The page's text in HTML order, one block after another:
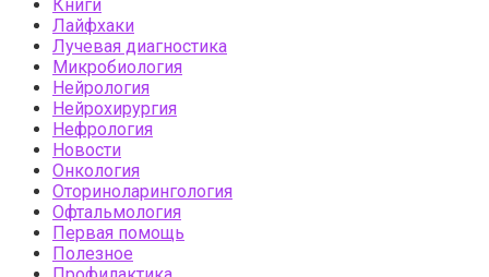
Книги
Лайфхаки
Лучевая диагностика
Микробиология
Нейрология
Нейрохирургия
Нефрология
Новости
Онкология
Оториноларингология
Офтальмология
Первая помощь
Полезное